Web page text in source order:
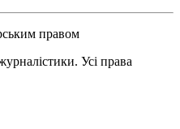
правом
Усі права